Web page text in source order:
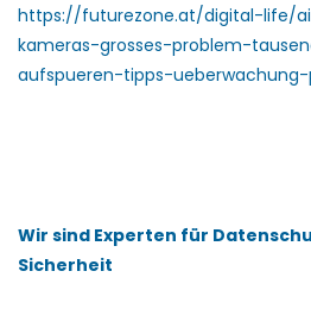
https://futurezone.at/digital-life/
kameras-grosses-problem-
aufspueren-tipps-ueberwachung-
Wir sind Experten für
Sicherheit